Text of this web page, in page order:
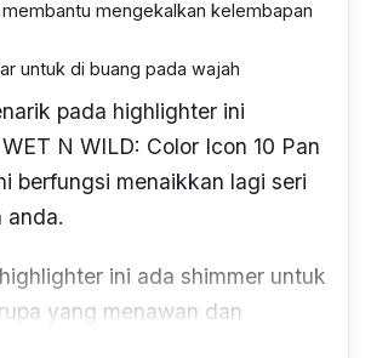
mengekalkan kelembapan
untuk di buang pada wajah
pada highlighter ini
N WILD: Color Icon 10 Pan
berfungsi menaikkan lagi seri
anda.
highlighter ini ada shimmer untuk
yang menawan dan
anda nampak lebih